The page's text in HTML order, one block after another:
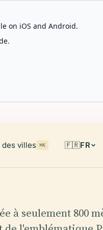
on iOS and Android.
villes ⌘K 🇫🇷FR
à seulement 800